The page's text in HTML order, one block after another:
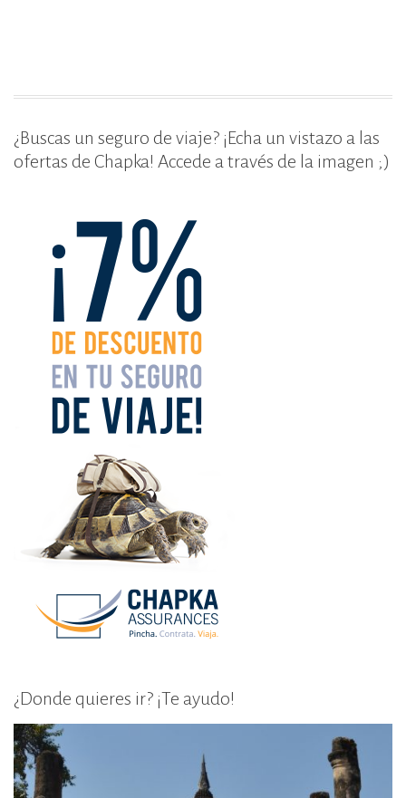
¿Buscas un seguro de viaje? ¡Echa un vistazo a las
ofertas de Chapka! Accede a través de la imagen ;)
¿Donde quieres ir? ¡Te ayudo!